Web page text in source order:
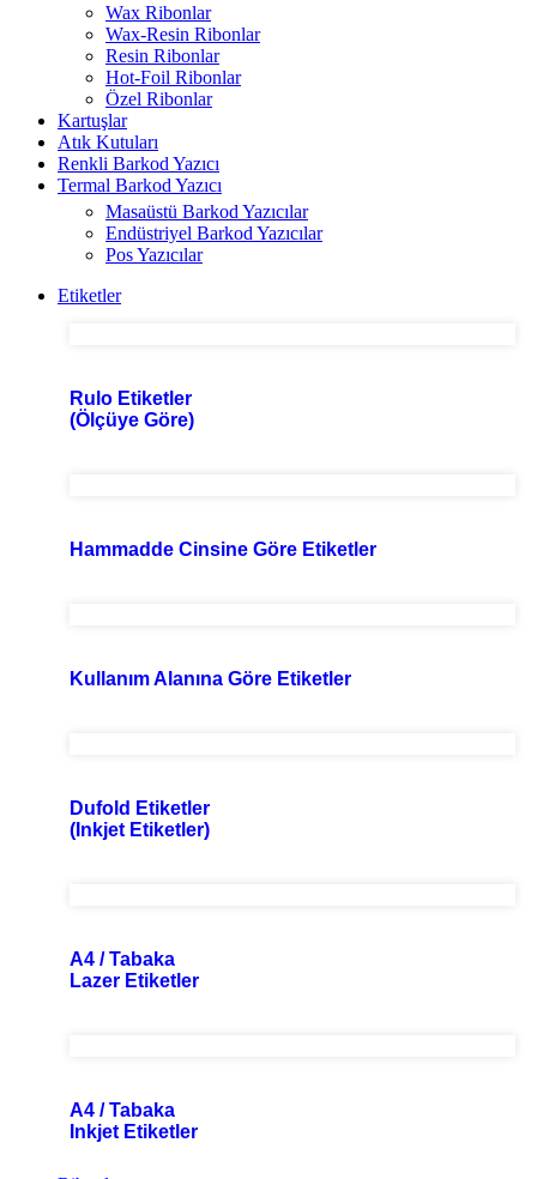
Wax Ribonlar
Wax-Resin Ribonlar
Resin Ribonlar
Hot-Foil Ribonlar
Özel Ribonlar
Kartuşlar
Atık Kutuları
Renkli Barkod Yazıcı
Termal Barkod Yazıcı
Masaüstü Barkod Yazıcılar
Endüstriyel Barkod Yazıcılar
Pos Yazıcılar
Etiketler
Rulo Etiketler
(Ölçüye Göre)
Hammadde Cinsine Göre Etiketler
Kullanım Alanına Göre Etiketler
Dufold Etiketler
(Inkjet Etiketler)
A4 / Tabaka
Lazer Etiketler
A4 / Tabaka
Inkjet Etiketler